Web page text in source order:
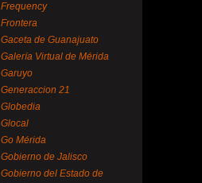
Frequency
Frontera
Gaceta de Guanajuato
Galería Virtual de Mérida
Garuyo
Generaccion 21
Globedia
Glocal
Go Mérida
Gobierno de Jalisco
Gobierno del Estado de